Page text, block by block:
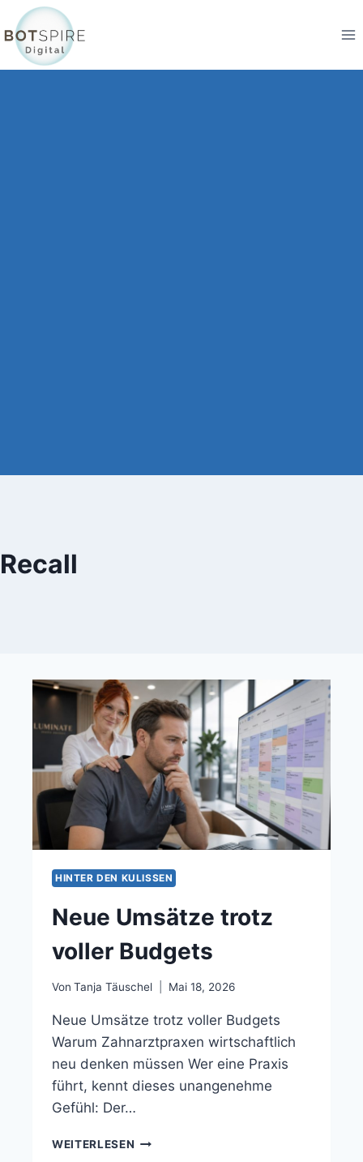
Recall
HINTER DEN KULISSEN
Neue Umsätze trotz
voller Budgets
Von Tanja Täuschel Mai 18, 2026
Neue Umsätze trotz voller Budgets
Warum Zahnarztpraxen wirtschaftlich
neu denken müssen Wer eine Praxis
führt, kennt dieses unangenehme
Gefühl: Der…
WEITERLESEN